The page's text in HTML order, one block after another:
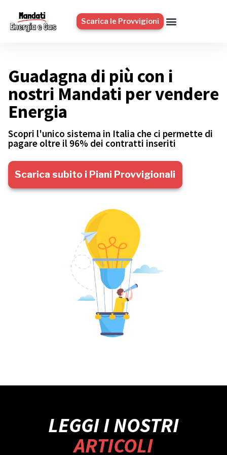
Scarica le Provvigioni
Guadagna di più con i
nostri Mandati per vendere
Energia
Scopri l'unico sistema in Italia che ci permette di
pagare oltre il 96% dei contratti inseriti
Scarica subito i Piani Provvigionali
LEGGI I NOSTRI
ARTICOLI